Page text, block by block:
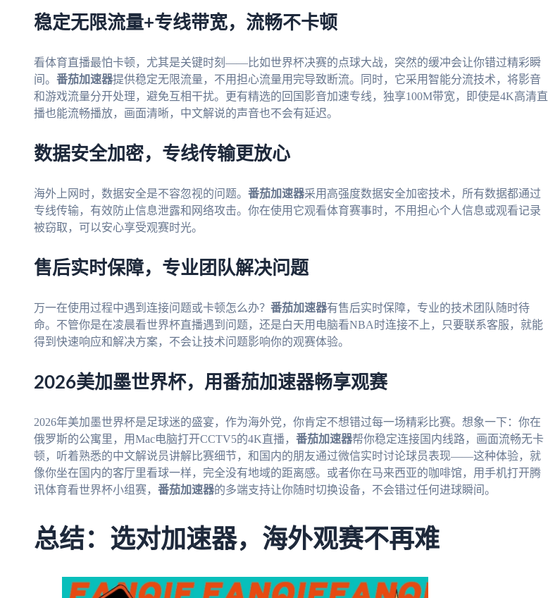
稳定无限流量+专线带宽，流畅不卡顿
看体育直播最怕卡顿，尤其是关键时刻——比如世界杯决赛的点球大战，突然的缓冲会让你错过精彩瞬
间。 番茄加速器提供稳定无限流量，不用担心流量用完导致断流。同时，它采用智能分流技术，将影音
和游戏流量分开处理，避免互相干扰。更有精选的回国影音加速专线，独享100M带宽，即使是4K高清直
播也能流畅播放，画面清晰，中文解说的声音也不会有延迟。
数据安全加密，专线传输更放心
海外上网时，数据安全是不容忽视的问题。 番茄加速器采用高强度数据安全加密技术，所有数据都通过
专线传输，有效防止信息泄露和网络攻击。你在使用它观看体育赛事时，不用担心个人信息或观看记录
被窃取，可以安心享受观赛时光。
售后实时保障，专业团队解决问题
万一在使用过程中遇到连接问题或卡顿怎么办？ 番茄加速器有售后实时保障，专业的技术团队随时待
命。不管你是在凌晨看世界杯直播遇到问题，还是白天用电脑看NBA时连接不上，只要联系客服，就能
得到快速响应和解决方案，不会让技术问题影响你的观赛体验。
2026美加墨世界杯，用番茄加速器畅享观赛
2026年美加墨世界杯是足球迷的盛宴，作为海外党，你肯定不想错过每一场精彩比赛。想象一下：你在
俄罗斯的公寓里，用Mac电脑打开CCTV5的4K直播， 番茄加速器帮你稳定连接国内线路，画面流畅无卡
顿，听着熟悉的中文解说员讲解比赛细节，和国内的朋友通过微信实时讨论球员表现——这种体验，就
像你坐在国内的客厅里看球一样，完全没有地域的距离感。或者你在马来西亚的咖啡馆，用手机打开腾
讯体育看世界杯小组赛， 番茄加速器的多端支持让你随时切换设备，不会错过任何进球瞬间。
总结：选对加速器，海外观赛不再难